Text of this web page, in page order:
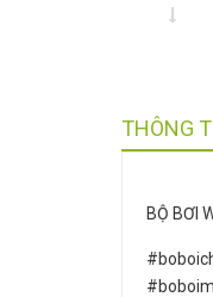
THÔNG
BỘ BƠI